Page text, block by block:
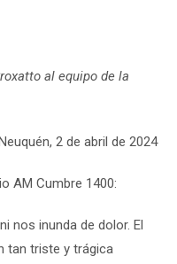
al equipo de la
2 de abril de 2024
AM Cumbre 1400:
nos inunda de dolor. El
tan triste y trágica